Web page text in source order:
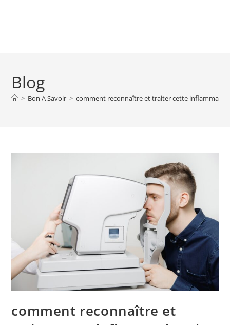
Blog
> Bon A Savoir > comment reconnaître et traiter cette
comment reconnaître et